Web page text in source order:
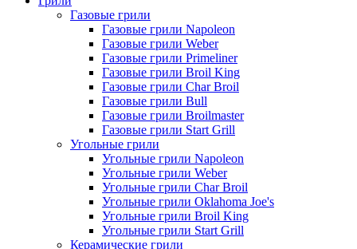
Газовые грили
Газовые грили Napoleon
Газовые грили Weber
Газовые грили Primeliner
Газовые грили Broil King
Газовые грили Char Broil
Газовые грили Bull
Газовые грили Broilmaster
Газовые грили Start Grill
Угольные грили
Угольные грили Napoleon
Угольные грили Weber
Угольные грили Char Broil
Угольные грили Oklahoma Joe's
Угольные грили Broil King
Угольные грили Start Grill
Керамические грили